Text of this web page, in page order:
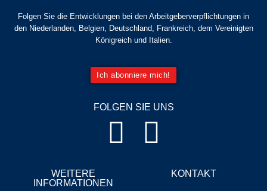
KONTAKT
WEITERE
INFORMATIONEN
FOLGEN SIE UNS
Folgen Sie die Entwicklungen bei den Arbeitgeberverpflichtungen in
den Niederlanden, Belgien, Deutschland, Frankreich, dem Vereinigten
Königreich und Italien.
Ich abonniere mich!